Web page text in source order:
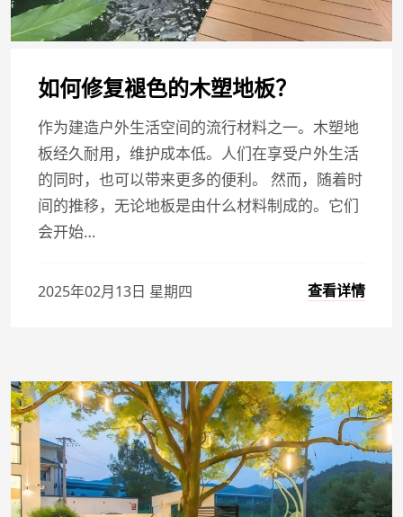
如何修复褪色的木塑地板？
作为建造户外生活空间的流行材料之一。木塑地
板经久耐用，维护成本低。人们在享受户外生活
的同时，也可以带来更多的便利。 然而，随着时
间的推移，无论地板是由什么材料制成的。它们
会开始…
2025年02月13日 星期四 查看详情